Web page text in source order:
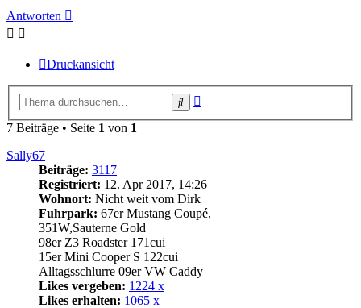
Antworten
Druckansicht
Suche
7 Beiträge • Seite 1 von 1
Sally67
Beiträge: 3117
Registriert: 12. Apr 2017, 14:26
Wohnort: Nicht weit vom Dirk
Fuhrpark: 67er Mustang Coupé,
351W,Sauterne Gold
98er Z3 Roadster 171cui
15er Mini Cooper S 122cui
Alltagsschlurre 09er VW Caddy
Likes vergeben: 1224 x
Likes erhalten: 1065 x